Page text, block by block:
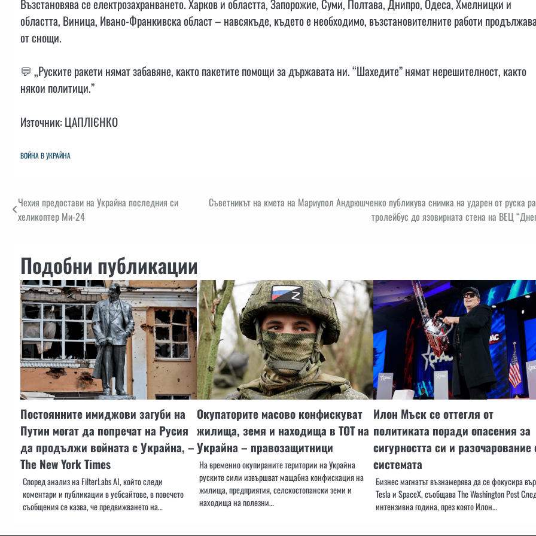
Възстановява се електрозахранването. Харков и областта, Запорожие, Суми, Полтава, Днипро, Одеса, Хмелницки и
областта, Виница, Ивано-Франкивска област – навсякъде, където е необходимо, възстановителните работи
от снощи.
💬 „Руските ракети нямат забавяне, както пакетите помощи за държавата ни. “Шахедите” нямат нерешителност, както
някои политици.”
Източник: ЦАПЛІЄНКО
ВОЙНА В УКРАЙНА
Навигация
Чехия предостави на Украйна последния си
хеликоптер Ми-24
Съветникът на кмета на Мариупол Андрюшченко публикува снимка на ударен от руска
тролейбус до язовирната стена на ВЕЦ
Подобни публикации
Постоянните имиджови загуби на
Путин могат да попречат на Русия
да продължи войната с Украйна, –
The New York Times
Според анализ на FilterLabs AI, който следи
коментари и публикации в уебсайтове, в повечето
съобщения се казва, че предвижването на…
Окупаторите масово конфискуват
жилища, земя и находища в ТОТ на
Украйна – правозащитници
На временно окупираните територии на Украйна
руските сили извършват мащабна конфискация на
жилища, предприятия, селскостопански земи и
находища на полезни…
Илон Мъск се оттегля от
политиката поради опасения за
сигурността си и разочарование
системата
Бизнес магнатът възнамерява да се фокусира
Tesla и SpaceX, съобщава The Washington Post
интензивна година, през която Илон…